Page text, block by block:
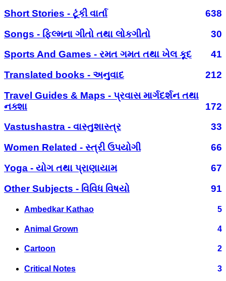
Short Stories - ટૂંકી વાર્તા
638
Songs - ફિલ્મના ગીતો તથા લોકગીતો
30
Sports And Games - રમત ગમત તથા ખેલ કૂદ
41
Translated books - અનુવાદ
212
Travel Guides & Maps - પ્રવાસ માર્ગદર્શન તથા
નક્શા
172
Vastushastra - વાસ્તુશાસ્ત્ર
33
Women Related - સ્ત્રી ઉપયોગી
66
Yoga - યોગ તથા પ્રાણાયામ
67
Other Subjects - વિવિધ વિષયો
91
Ambedkar Kathao 5
Animal Grown 4
Cartoon 2
Critical Notes 3